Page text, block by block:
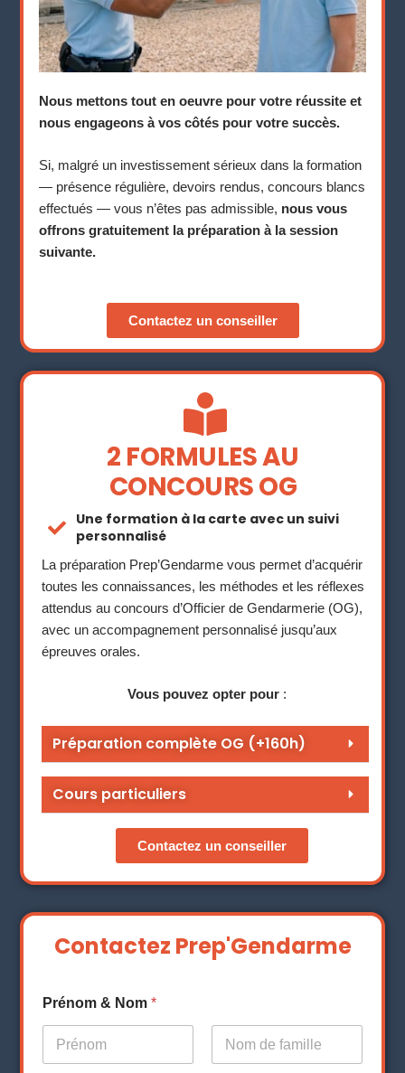
Nous mettons tout en oeuvre pour votre réussite et
nous engageons à vos côtés pour votre succès.
Si, malgré un investissement sérieux dans la formation
— présence régulière, devoirs rendus, concours blancs
effectués — vous n’êtes pas admissible, nous vous
offrons gratuitement la préparation à la session
suivante.
Contactez un conseiller
2 FORMULES AU
CONCOURS OG
Une formation à la carte avec un suivi
personnalisé
La préparation Prep’Gendarme vous permet d’acquérir
toutes les connaissances, les méthodes et les réflexes
attendus au concours d’Officier de Gendarmerie (OG),
avec un accompagnement personnalisé jusqu’aux
épreuves orales.
Vous pouvez opter pour :
Préparation complète OG (+160h)
Cours particuliers
Contactez un conseiller
Contactez Prep'Gendarme
Prénom & Nom*